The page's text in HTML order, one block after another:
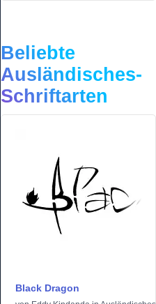
Beliebte
Ausländisches-
Schriftarten
Black Dragon